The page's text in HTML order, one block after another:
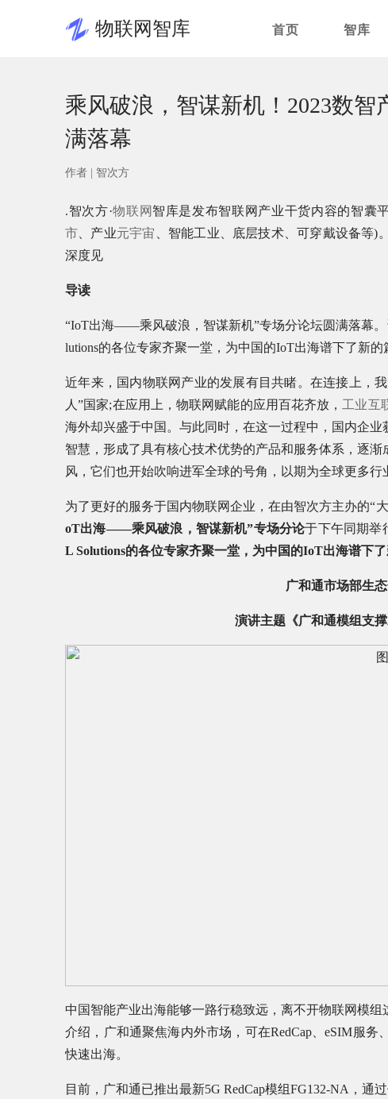
物联网智库 首页 智库
乘风破浪，智谋新机！2023数智
满落幕
作者 | 智次方
.智次方·物联网 智库是发布智联网产业干货内容的智囊
市 、产业元宇宙 、智能工业、底层技术、可穿戴设备等
深度见
导读
“IoT出海——乘风破浪，智谋新机”专场分论坛圆满落幕
lutions的各位专家齐聚一堂，为中国的IoT出海谱下了新的
近年来，国内物联网产业的发展有目共睹。在连接上，我
人”国家;在应用上，物联网赋能的应用百花齐放， 工业互
海外却兴盛于中国。与此同时，在这一过程中，国内企
智慧，形成了具有核心技术优势的产品和服务体系，逐
风，它们也开始吹响进军全球的号角，以期为全球更多行
为了更好的服务于国内物联网企业，在由智次方主办的“
oT出海——乘风破浪，智谋新机”专场分论于下午同期举
L Solutions的各位专家齐聚一堂，为中国的IoT出海谱下了
广和通市场部生
演讲主题《广和通模组支
中国智能产业出海能够一路行稳致远，离不开物联网模组
介绍，广和通聚焦海内外市场，可在RedCap、eSIM服
快速出海。
目前，广和通已推出最新5G RedCap模组FG132-NA，